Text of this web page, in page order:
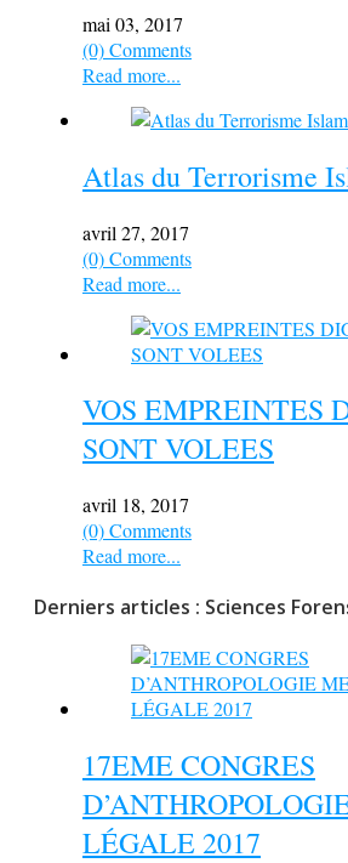
mai 03, 2017
(0) Comments
Read more...
Atlas du Terrorisme
avril 27, 2017
(0) Comments
Read more...
VOS EMPREINTES
SONT VOLEES
avril 18, 2017
(0) Comments
Read more...
Derniers articles : Sciences
17EME CONGRES
LÉGALE 2017